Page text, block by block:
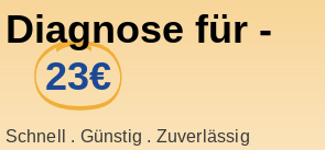
für -
23€
Schnell . Günstig . Zuverlässig